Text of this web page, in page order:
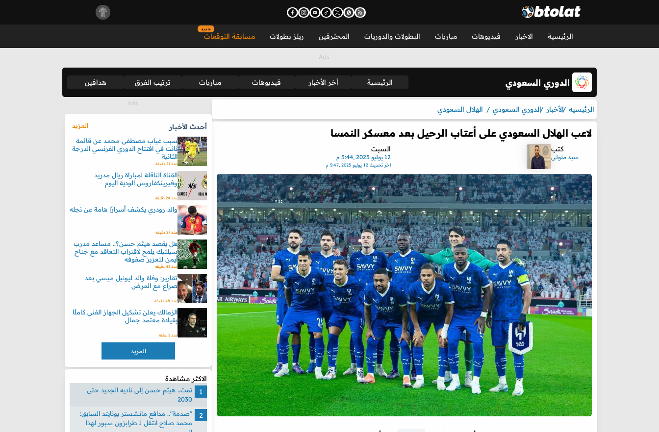
الرئيسية الاخبار فيديوهات مباريات البطولات والدوريات المحترفين ريلز بطولات مسابقة التوقعات
جديد
الدوري السعودي الرئيسية أخر الأخبار فيديوهات مباريات ترتيب الفرق هدافين
الرئيسيه الأخبار الدوري السعودي الهلال السعودي
لاعب الهلال السعودي على أعتاب الرحيل بعد معسكر النمسا
كتب
سيد متولى
السبت
12 يوليو 2025 ,5:44 م
اخر تحديث 12 يوليو 2025 ,5:47 م
أحدث الأخبار
المزيد
سبب غياب مصطفى محمد عن قائمة
نانت في افتتاح الدوري الفرنسي الدرجة
الثانية
منذ 21 دقيقه
القناة الناقلة لمباراة ريال مدريد
وفيرينكفاروس الودية اليوم
منذ 24 دقيقه
والد رودري يكشف أسرارًا هامة عن نجله
منذ 27 دقيقه
هل يقصد هيثم حسن؟.. مساعد مدرب
سيلتيك يلمح لاقتراب التعاقد مع جناح
أيمن لتعزيز صفوفه
منذ 43 دقيقه
تقارير: وفاة والد ليونيل ميسي بعد
صراع مع المرض
منذ 48 دقيقه
الزمالك يعلن تشكيل الجهاز الفني كاملًا
بقيادة معتمد جمال
منذ 2 ساعة
المزيد
الاكثر مشاهدة
تمت.. هيثم حسن إلى ناديه الجديد حتى
2030
"صدمة".. مدافع مانشستر يونايتد السابق:
محمد صلاح انتقل لـ طرابزون سبور لهذا